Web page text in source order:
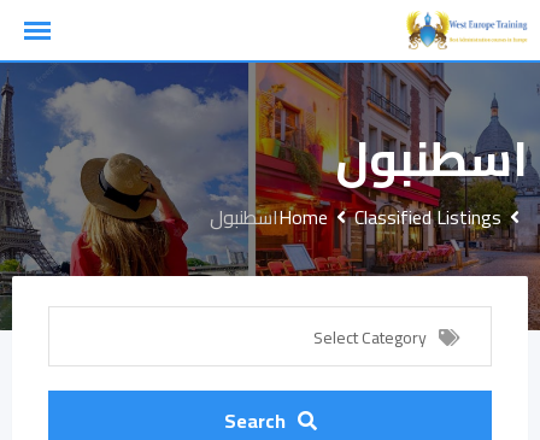
Skip
to
content
اسطنبول
Home Classified Listings اسطنبول
Select Category
Search